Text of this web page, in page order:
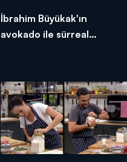
İbrahim Büyükak'ın
avokado ile sürreal